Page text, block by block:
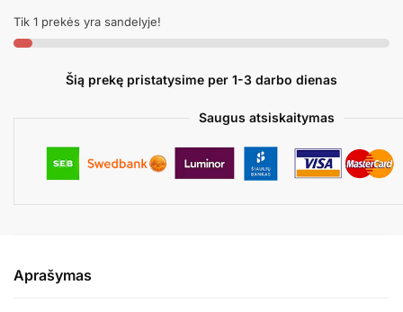
skaičius
GOLD
Tik 1 prekės yra sandelyje!
Šią prekę pristatysime per 1-3 darbo dienas
Saugus atsiskaitymas
Aprašymas